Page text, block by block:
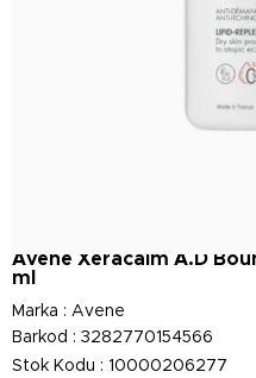
Avene Xeracalm A.D
ml
Marka : Avene
Barkod : 3282770154566
Stok Kodu
10000206277